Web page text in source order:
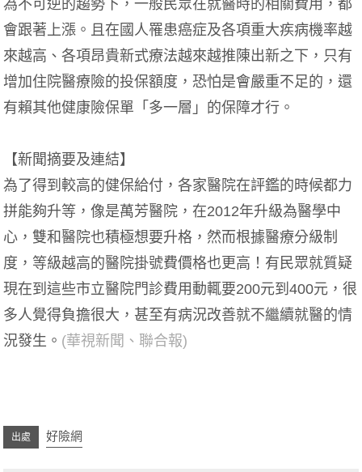
為不可逆的趨勢下，一般民眾在就醫時的相關費用，都
會跟著上漲。且在國人罹患癌症及各項重大疾病機率越
來越高、各項昂貴新式療法越來越推陳出新之下，只有
增加住院醫療險的投保額度，恐怕是會嚴重不足的，還
有賴其他健康險保單「多一層」的保障才行。
【新聞摘要及連結】
為了得到較高的健保給付，各家醫院在評鑑的時候都力
拼能夠升等，像是萬芳醫院，在2012年升級為醫學中
心，雙和醫院也積極想要升格，然而根據醫療分級制
度，等級越高的醫院掛號費價格也更高！有民眾就質疑
現在到這些市立醫院門診費用動輒要200元到400元，很
多人覺得負擔很大，甚至有病況改善就不繼續就醫的情
況發生。 (華視新聞 、 聯合報)
好險網